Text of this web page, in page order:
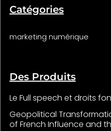
Catégories
marketing numérique
Des Produits
Le Full speech et droits
Geopolitical
of French Influence and